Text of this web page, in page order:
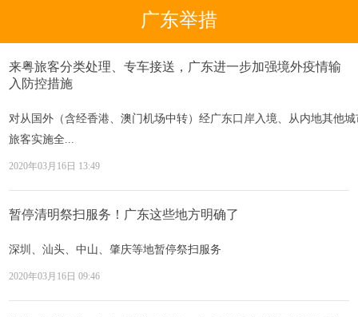
广东举措
来粤旅客分类处理、专车接送，广东进一步加强境外疫情输
入防控措施
对从国外（含经香港、澳门机场中转）经广东口岸入境、从内地其他
旅客实施全...
2020年03月16日 13:49
暂停清明祭扫服务！广东这些地方明确了
深圳、汕头、中山、肇庆等地暂停祭扫服务
2020年03月16日 09:46